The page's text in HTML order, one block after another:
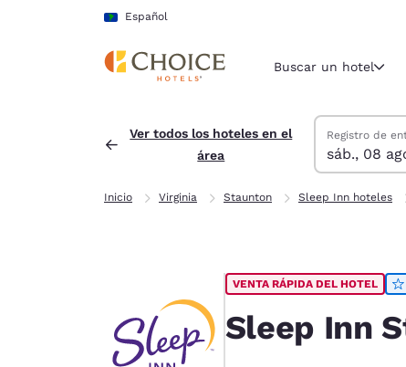
Pasar A Contenido Principal
Español
Región y
Español
United
Buscar un hotel
Ver todos los hoteles en el
área
Buscar hoteles
sábado, 8 de
Registro de
sáb., 08
domingo, 9 de
domingo, 9
sábado, 8 de
Inicio Virginia Staunton Sleep Inn hoteles
VENTA RÁPIDA DEL HOTEL
Sleep Inn